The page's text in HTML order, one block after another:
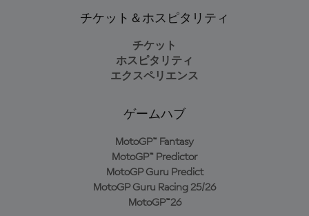
チケット＆ホスピタリティ
チケット
ホスピタリティ
エクスペリエンス
ゲームハブ
MotoGP™ Fantasy
MotoGP™ Predictor
MotoGP Guru Predict
MotoGP Guru Racing 25/26
MotoGP™26